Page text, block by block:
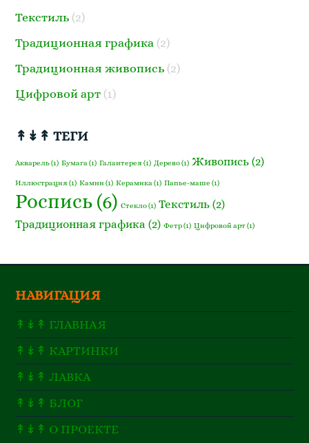
Текстиль (2)
Традиционная графика (2)
Традиционная живопись (2)
Цифровой арт (1)
↟↡↟ ТЕГИ
Акварель(1) Бумага (1) Галантерея (1) Дерево(1) Живопись (2)
Иллюстрация (1) Камни (1) Керамика (1) Папье-маше (1)
Роспись (6) Стекло(1) Текстиль (2)
Традиционная графика (2) Фетр(1) Цифровой арт(1)
НАВИГАЦИЯ
↟↡↟ ГЛАВНАЯ
↟↡↟ КАРТИНКИ
↟↡↟ ЛАВКА
↟↡↟ БЛОГ
↟↡↟ О ПРОЕКТЕ